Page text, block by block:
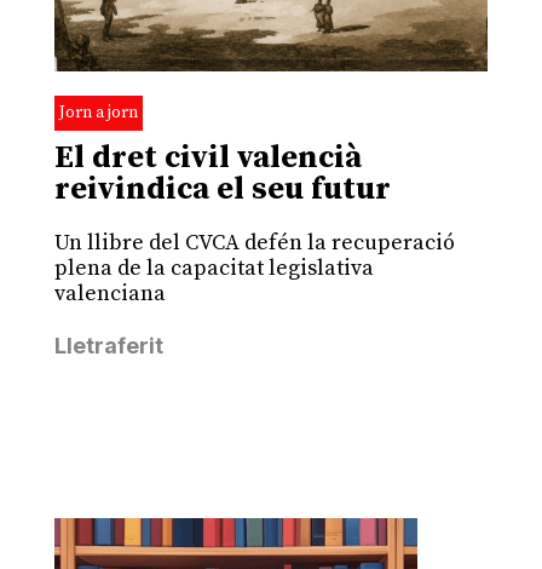
Jorn a jorn
El dret civil valencià
reivindica el seu futur
Un llibre del CVCA defén la recuperació
plena de la capacitat legislativa
valenciana
Lletraferit